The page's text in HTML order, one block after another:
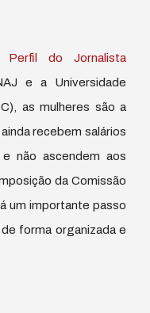
Perfil do Jornalista
e a Universidade
as mulheres são a
recebem salários
não ascendem aos
da Comissão
um importante passo
forma organizada e